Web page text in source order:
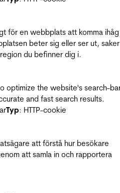
för en webbplats att komma ihåg
beter sig eller ser ut,
du befinner dig i.
optimize the website's search-
and fast search results.
Typ: HTTP-cookie
att förstå hur besökare
att samla in och rapportera